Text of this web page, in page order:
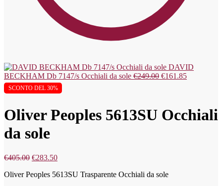
DAVID
BECKHAM Db 7147/s Occhiali da sole €249.00 €161.85
SCONTO DEL 30%
Oliver Peoples 5613SU Occhiali
da sole
€405.00 €283.50
Oliver Peoples 5613SU Trasparente Occhiali da sole